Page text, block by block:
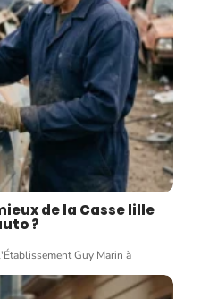
de la Casse lille
?
Guy Marin à